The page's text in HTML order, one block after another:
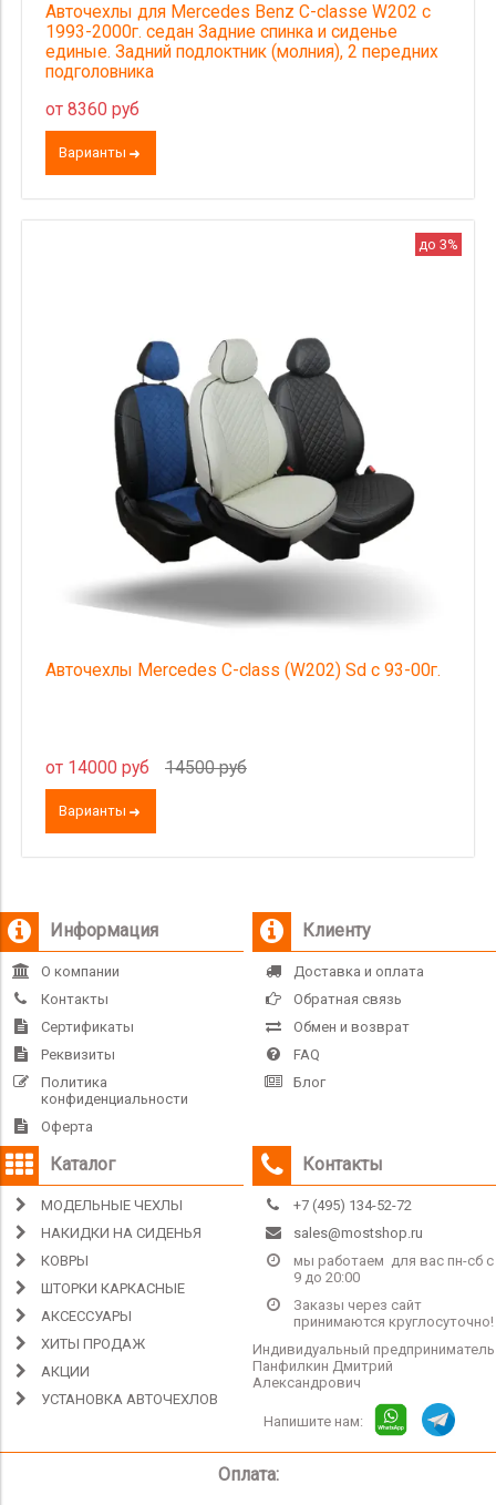
Авточехлы для Mercedes Benz C-classe W202 с
1993-2000г. седан Задние спинка и сиденье
единые. Задний подлоктник (молния), 2 передних
подголовника
от 8360 руб
Варианты
до 3%
Авточехлы Mercedes C-class (W202) Sd с 93-00г.
от 14000 руб 14500 руб
Варианты
Информация
О компании
Контакты
Сертификаты
Реквизиты
Политика
конфиденциальности
Оферта
Клиенту
Доставка и оплата
Обратная связь
Обмен и возврат
FAQ
Блог
Каталог
МОДЕЛЬНЫЕ ЧЕХЛЫ
НАКИДКИ НА СИДЕНЬЯ
КОВРЫ
ШТОРКИ КАРКАСНЫЕ
АКСЕССУАРЫ
ХИТЫ ПРОДАЖ
АКЦИИ
УСТАНОВКА АВТОЧЕХЛОВ
Контакты
+7 (495) 134-52-72
sales@mostshop.ru
мы работаем для вас пн-сб с
9 до 20:00
Заказы через сайт
принимаются круглосуточно!
Индивидуальный предприниматель
Панфилкин Дмитрий
Александрович
Напишите нам:
Оплата: